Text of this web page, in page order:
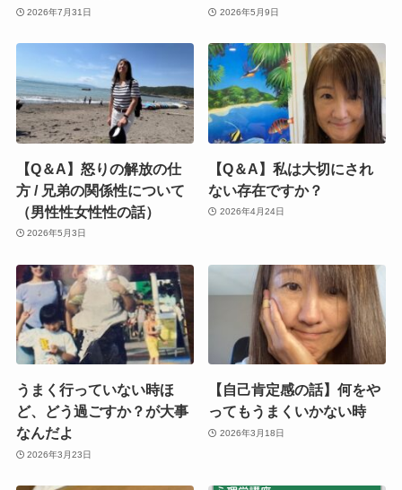
2026年7月31日 2026年5月9日
【Q＆A】怒りの解放の仕
方 / 兄弟の関係性について
（男性性女性性の話）
2026年5月3日
【Q＆A】私は大切にされ
ない存在ですか？
2026年4月24日
うまく行っていない時ほ
ど、どう過ごすか？が大事
なんだよ
2026年3月23日
【自己肯定感の話】何をや
ってもうまくいかない時
2026年3月18日